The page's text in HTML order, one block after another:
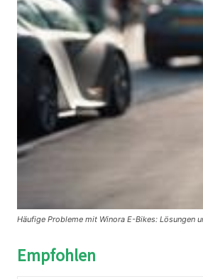
Häufige Probleme mit Winora E-Bikes: Lösungen
Empfohlen